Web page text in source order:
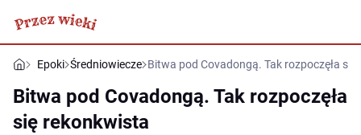
Epoki Średniowiecze Bitwa pod Covadongą. Tak rozpoczęła
Bitwa pod Covadongą. Tak rozpoczęła
się rekonkwista